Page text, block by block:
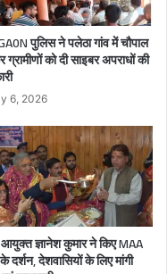
पुलिस ने पलेठा गांव में चौपाल
को दी साइबर अपराधों की
6, 2026
ज्ञानेश कुमार ने किए MAA
दर्शन, देशवासियों के लिए मांगी